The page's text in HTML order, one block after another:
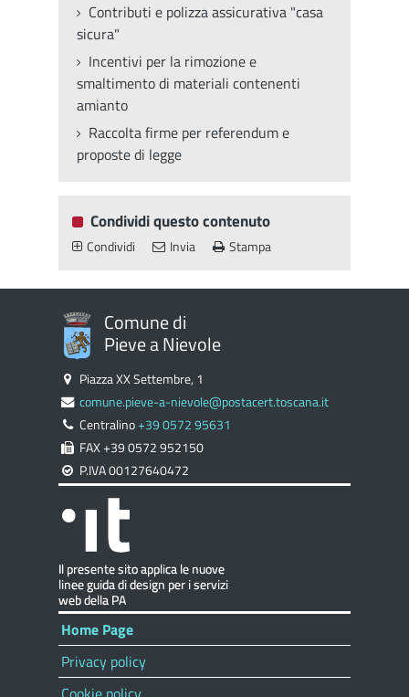
Contributi e polizza assicurativa "casa
sicura"
Incentivi per la rimozione e
smaltimento di materiali contenenti
amianto
Raccolta firme per referendum e
proposte di legge
Condividi questo contenuto
Condividi Invia Stampa
Comune di
Pieve a Nievole
Piazza XX Settembre, 1
comune.pieve-a-nievole@postacert.toscana.it
Centralino+39 0572 95631
FAX +39 0572 952150
P.IVA 00127640472
Home Page
Privacy policy